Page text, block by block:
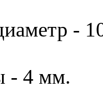
-
- 4 мм.